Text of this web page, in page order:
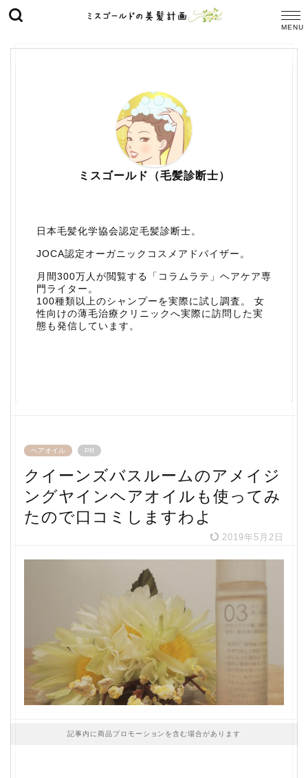
ミスゴールド（毛髪診断士）
日本毛髪化学協会認定毛髪診断士。
JOCA認定オーガニックコスメアドバイザー。
月間300万人が閲覧する「コラムラテ」ヘアケア専
門ライター。
100種類以上のシャンプーを実際に試し調査。 女
性向けの薄毛治療クリニックへ実際に訪問した実
態も発信しています。
ヘアオイル PR
クイーンズバスルームのアメイジ
ングヤインヘアオイルも使ってみ
たので口コミしますわよ
2019年5月2日
記事内に商品プロモーションを含む場合があります